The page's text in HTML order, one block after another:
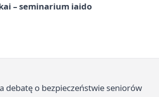
– seminarium iaido
debatę o bezpieczeństwie seniorów